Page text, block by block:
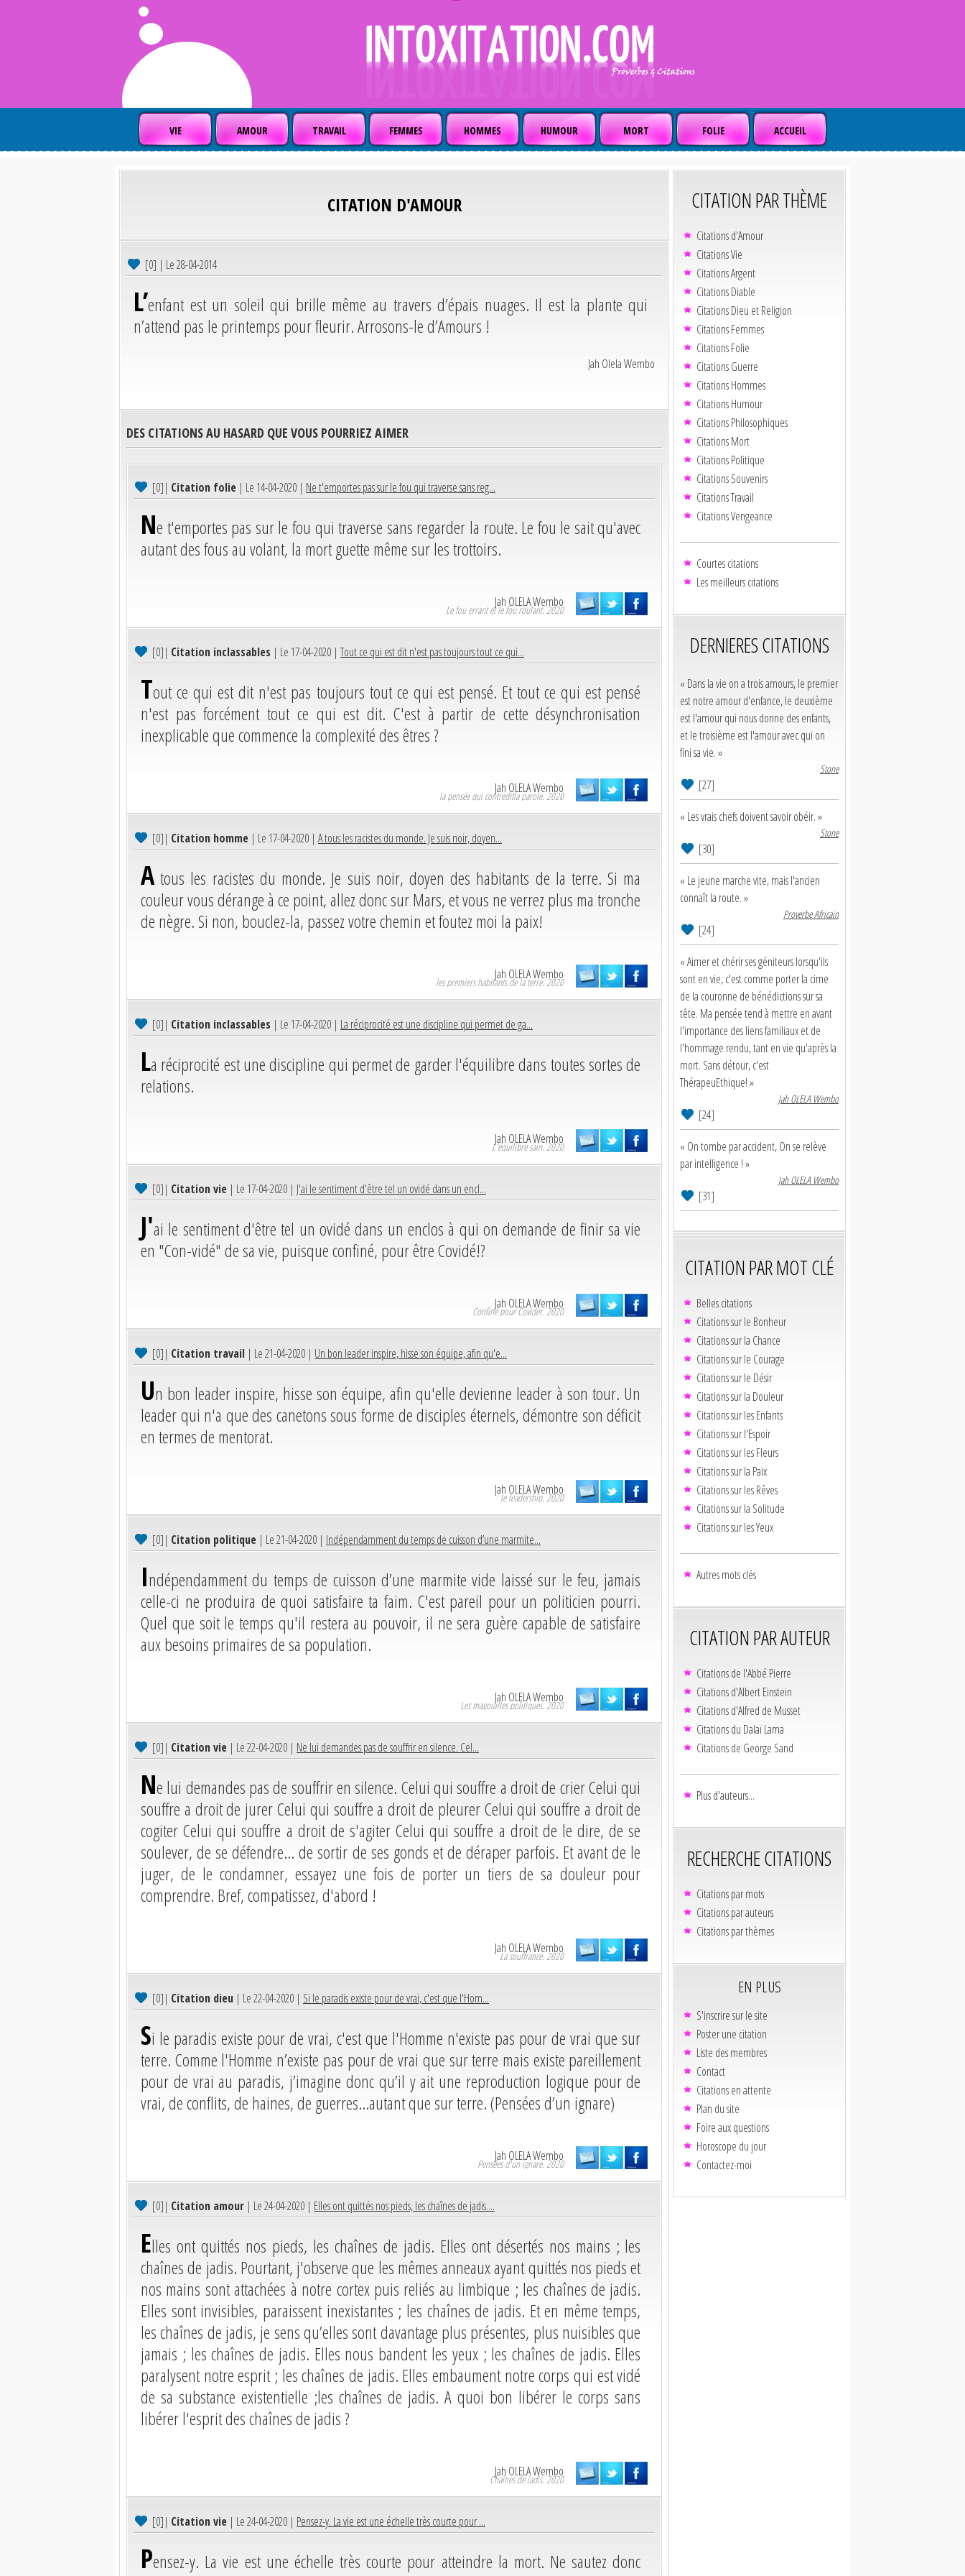
VIE AMOUR TRAVAIL FEMMES HOMMES HUMOUR MORT FOLIE ACCUEIL
CITATION D'AMOUR
[0] | Le 28-04-2014
L’enfant est un soleil qui brille même au travers d’épais nuages. Il est la plante qui
n’attend pas le printemps pour fleurir. Arrosons-le d’Amours !
Jah Olela Wembo
DES CITATIONS AU HASARD QUE VOUS POURRIEZ AIMER
[0]| Citation folie | Le 14-04-2020 | Ne t'emportes pas sur le fou qui traverse sans reg...
Ne t'emportes pas sur le fou qui traverse sans regarder la route. Le fou le sait qu'avec
autant des fous au volant, la mort guette même sur les trottoirs.
Jah OLELA Wembo
Le fou errant et le fou roulant. 2020
[0]| Citation inclassables | Le 17-04-2020 |Tout ce qui est dit n'est pas toujours tout ce qui...
Tout ce qui est dit n'est pas toujours tout ce qui est pensé. Et tout ce qui est pensé
n'est pas forcément tout ce qui est dit. C'est à partir de cette désynchronisation
inexplicable que commence la complexité des êtres ?
Jah OLELA Wembo
la pensée qui contreditla parole. 2020
[0]| Citation homme | Le 17-04-2020 | A tous les racistes du monde. Je suis noir, doyen...
Atous les racistes du monde. Je suis noir, doyen des habitants de la terre. Si ma
couleur vous dérange à ce point, allez donc sur Mars, et vous ne verrez plus ma tronche
de nègre. Si non, bouclez-la, passez votre chemin et foutez moi la paix!
Jah OLELA Wembo
les premiers habitants de la terre. 2020
[0]| Citation inclassables | Le 17-04-2020 | La réciprocité est une discipline qui permet de ga...
La réciprocité est une discipline qui permet de garder l'équilibre dans toutes sortes de
relations.
Jah OLELA Wembo
L'équilibre sain. 2020
[0]| Citation vie | Le 17-04-2020 | J'ai le sentiment d'être tel un ovidé dans un encl...
J'ai le sentiment d'être tel un ovidé dans un enclos à qui on demande de finir sa vie
en "Con-vidé" de sa vie, puisque confiné, pour être Covidé!?
Jah OLELA Wembo
Confiné pour Covider. 2020
[0]| Citation travail | Le 21-04-2020 | Un bon leader inspire, hisse son équipe, afin qu'e...
Un bon leader inspire, hisse son équipe, afin qu'elle devienne leader à son tour. Un
leader qui n'a que des canetons sous forme de disciples éternels, démontre son déficit
en termes de mentorat.
Jah OLELA Wembo
le leadership. 2020
[0]| Citation politique | Le 21-04-2020 | Indépendamment du temps de cuisson d’une marmite...
Indépendamment du temps de cuisson d’une marmite vide laissé sur le feu, jamais
celle-ci ne produira de quoi satisfaire ta faim. C'est pareil pour un politicien pourri.
Quel que soit le temps qu'il restera au pouvoir, il ne sera guère capable de satisfaire
aux besoins primaires de sa population.
Jah OLELA Wembo
Les magouilles politiques. 2020
[0]| Citation vie | Le 22-04-2020 | Ne lui demandes pas de souffrir en silence. Cel...
Ne lui demandes pas de souffrir en silence. Celui qui souffre a droit de crier Celui qui
souffre a droit de jurer Celui qui souffre a droit de pleurer Celui qui souffre a droit de
cogiter Celui qui souffre a droit de s'agiter Celui qui souffre a droit de le dire, de se
soulever, de se défendre... de sortir de ses gonds et de déraper parfois. Et avant de le
juger, de le condamner, essayez une fois de porter un tiers de sa douleur pour
comprendre. Bref, compatissez, d'abord !
Jah OLELA Wembo
La souffrance. 2020
[0]| Citation dieu | Le 22-04-2020 | Si le paradis existe pour de vrai, c'est que l'Hom...
Si le paradis existe pour de vrai, c'est que l'Homme n'existe pas pour de vrai que sur
terre. Comme l'Homme n’existe pas pour de vrai que sur terre mais existe pareillement
pour de vrai au paradis, j’imagine donc qu’il y ait une reproduction logique pour de
vrai, de conflits, de haines, de guerres…autant que sur terre. (Pensées d’un ignare)
Jah OLELA Wembo
Pensées d'un ignare. 2020
[0]| Citation amour | Le 24-04-2020 | Elles ont quittés nos pieds, les chaînes de jadis....
Elles ont quittés nos pieds, les chaînes de jadis. Elles ont désertés nos mains ; les
chaînes de jadis. Pourtant, j'observe que les mêmes anneaux ayant quittés nos pieds et
nos mains sont attachées à notre cortex puis reliés au limbique ; les chaînes de jadis.
Elles sont invisibles, paraissent inexistantes ; les chaînes de jadis. Et en même temps,
les chaînes de jadis, je sens qu’elles sont davantage plus présentes, plus nuisibles que
jamais ; les chaînes de jadis. Elles nous bandent les yeux ; les chaînes de jadis. Elles
paralysent notre esprit ; les chaînes de jadis. Elles embaument notre corps qui est vidé
de sa substance existentielle ;les chaînes de jadis. A quoi bon libérer le corps sans
libérer l'esprit des chaînes de jadis ?
Jah OLELA Wembo
Chaînes de jadis. 2020
[0]| Citation vie | Le 24-04-2020 | Pensez-y. La vie est une échelle très courte pour ...
Pensez-y. La vie est une échelle très courte pour atteindre la mort. Ne sautez donc
CITATION PAR THÈME
Citations d'Amour
Citations Vie
Citations Argent
Citations Diable
Citations Dieu et Religion
Citations Femmes
Citations Folie
Citations Guerre
Citations Hommes
Citations Humour
Citations Philosophiques
Citations Mort
Citations Politique
Citations Souvenirs
Citations Travail
Citations Vengeance
Courtes citations
Les meilleurs citations
DERNIERES CITATIONS
« Dans la vie on a trois amours, le premier
est notre amour d'enfance, le deuxième
est l'amour qui nous donne des enfants,
et le troisième est l'amour avec qui on
fini sa vie. »
Stone
[27]
« Les vrais chefs doivent savoir obéir. »
Stone
[30]
« Le jeune marche vite, mais l'ancien
connaît la route. »
Proverbe Africain
[24]
« Aimer et chérir ses géniteurs lorsqu'ils
sont en vie, c'est comme porter la cime
de la couronne de bénédictions sur sa
tête. Ma pensée tend à mettre en avant
l'importance des liens familiaux et de
l'hommage rendu, tant en vie qu'après la
mort. Sans détour, c'est
ThérapeuEthique! »
Jah OLELA Wembo
[24]
« On tombe par accident, On se relève
par intelligence ! »
Jah OLELA Wembo
[31]
CITATION PAR MOT CLÉ
Belles citations
Citations sur le Bonheur
Citations sur la Chance
Citations sur le Courage
Citations sur le Désir
Citations sur la Douleur
Citations sur les Enfants
Citations sur l'Espoir
Citations sur les Fleurs
Citations sur la Paix
Citations sur les Rêves
Citations sur la Solitude
Citations sur les Yeux
Autres mots clés
CITATION PAR AUTEUR
Citations de l'Abbé Pierre
Citations d'Albert Einstein
Citations d'Alfred de Musset
Citations du Dalaï Lama
Citations de George Sand
Plus d'auteurs...
RECHERCHE CITATIONS
Citations par mots
Citations par auteurs
Citations par thèmes
EN PLUS
S'inscrire sur le site
Poster une citation
Liste des membres
Contact
Citations en attente
Plan du site
Foire aux questions
Horoscope du jour
Contactez-moi